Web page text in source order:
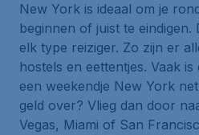
New York is ideaal om je
beginnen of juist te eindigen.
elk type reiziger. Zo zijn er
hostels en eettentjes. Vaak
een weekendje New York
geld over? Vlieg dan door
Vegas, Miami of San